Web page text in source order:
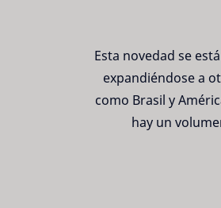
Esta novedad se
expandiéndose a
como Brasil y
hay un